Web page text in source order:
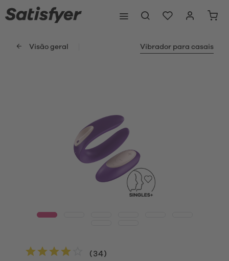
Visão geral Vibrador para casais
(34)